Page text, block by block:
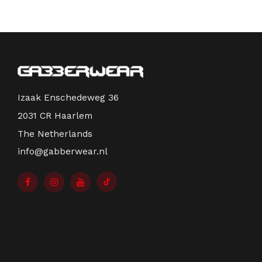
Izaak Enschedeweg 36
2031 CR Haarlem
The Netherlands
info@gabberwear.nl